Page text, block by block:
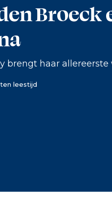
brengt haar
leestijd